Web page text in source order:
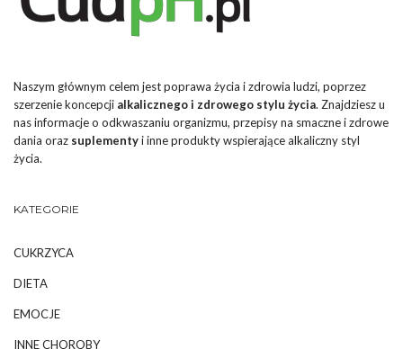
Naszym głównym celem jest poprawa życia i zdrowia ludzi, poprzez
szerzenie koncepcji alkalicznego i zdrowego stylu życia. Znajdziesz u
nas informacje o odkwaszaniu organizmu, przepisy na smaczne i zdrowe
dania oraz suplementyi inne produkty wspierające alkaliczny styl
życia.
KATEGORIE
CUKRZYCA
DIETA
EMOCJE
INNE CHOROBY